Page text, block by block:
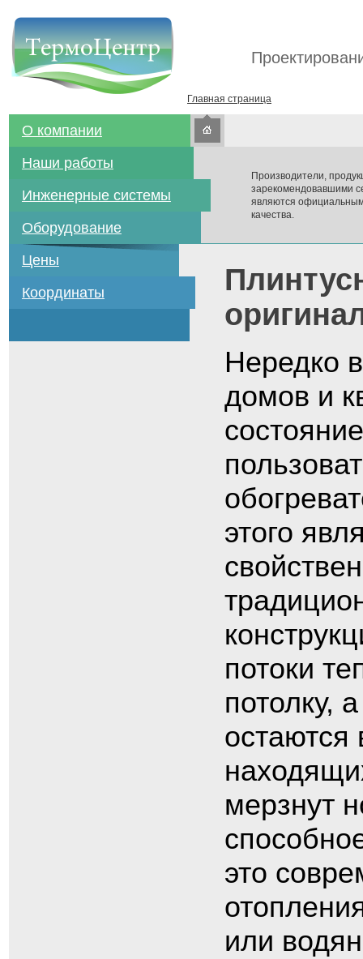
Главная страница
О компании
Наши работы
Инженерные системы
Оборудование
Цены
Координаты
Производители,
зарекомендовавшими
являются
качества.
Нередко
домов и
этого
потоки
потолку,
остаются
мерзнут
это
или